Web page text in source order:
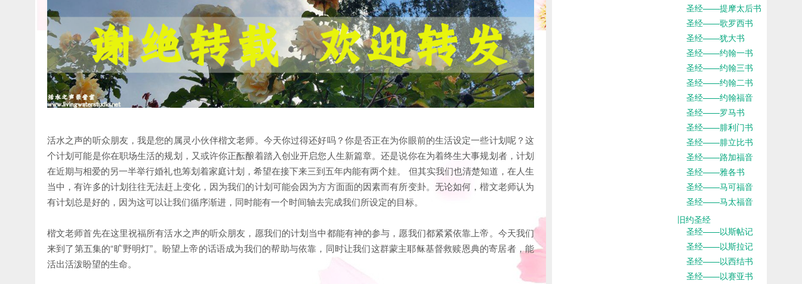
活水之声的听众朋友，我是您的属灵小伙伴楷文老师。今天你过得还好吗？你是否正在为你眼前的生活设定一些计划呢？这
个计划可能是你在职场生活的规划，又或许你正酝酿着踏入创业开启您人生新篇章。还是说你在为着终生大事规划者，计划
在近期与相爱的另一半举行婚礼也筹划着家庭计划，希望在接下来三到五年内能有两个娃。 但其实我们也清楚知道，在人生
当中，有许多的计划往往无法赶上变化，因为我们的计划可能会因为方方面面的因素而有所变卦。无论如何，楷文老师认为
有计划总是好的，因为这可以让我们循序渐进，同时能有一个时间轴去完成我们所设定的目标。
楷文老师首先在这里祝福所有活水之声的听众朋友，愿我们的计划当中都能有神的参与，愿我们都紧紧依靠上帝。今天我们
来到了第五集的“旷野明灯”。盼望上帝的话语成为我们的帮助与依靠，同时让我们这群蒙主耶稣基督救赎恩典的寄居者，能
活出活泼盼望的生命。
圣经——提摩太后书
圣经——歌罗西书
圣经——犹大书
圣经——约翰一书
圣经——约翰三书
圣经——约翰二书
圣经——约翰福音
圣经——罗马书
圣经——腓利门书
圣经——腓立比书
圣经——路加福音
圣经——雅各书
圣经——马可福音
圣经——马太福音
旧约圣经
圣经——以斯帖记
圣经——以斯拉记
圣经——以西结书
圣经——以赛亚书